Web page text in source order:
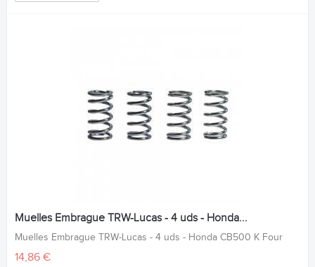
Muelles Embrague TRW-Lucas - 4 uds - Honda...
Muelles Embrague TRW-Lucas - 4 uds - Honda CB500 K Four
14,86 €